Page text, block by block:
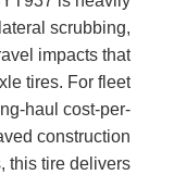
scrubbing,
impacts that
tires. For fleet
haul cost-per-
construction
this tire delivers